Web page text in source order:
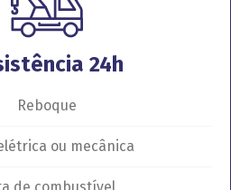
24h
Reboque
ou mecânica